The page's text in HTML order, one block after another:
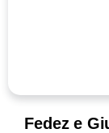
Fedez e